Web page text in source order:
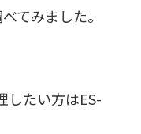
てみました。
したい方はES-